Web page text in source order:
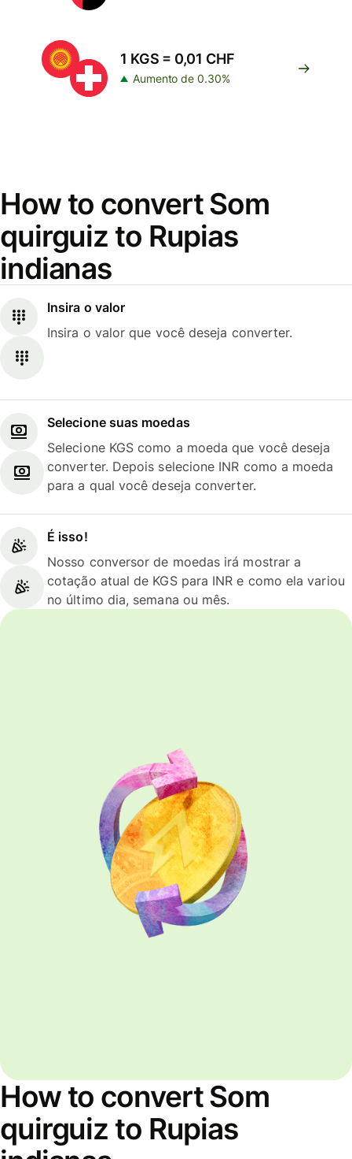
1 KGS = 0,01 CHF
Aumento de 0.30%
How to convert Som
quirguiz to Rupias
indianas
Insira o valor
Insira o valor que você deseja converter.
Selecione suas moedas
Selecione KGS como a moeda que você deseja
converter. Depois selecione INR como a moeda
para a qual você deseja converter.
É isso!
Nosso conversor de moedas irá mostrar a
cotação atual de KGS para INR e como ela variou
no último dia, semana ou mês.
How to convert Som
quirguiz to Rupias